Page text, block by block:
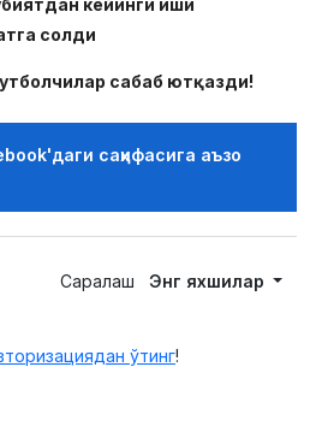
солди
сабаб ютқазди!
саҳифасига аъзо
Саралаш Энг яхшилар
ўтинг!